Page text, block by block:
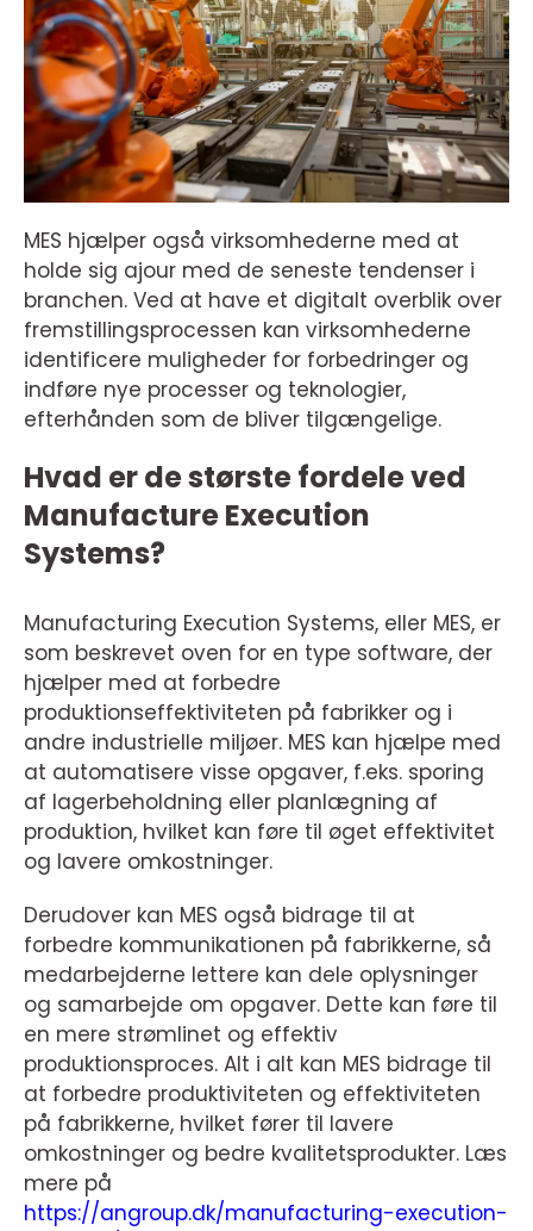
MES hjælper også virksomhederne med at
holde sig ajour med de seneste tendenser i
branchen. Ved at have et digitalt overblik over
fremstillingsprocessen kan virksomhederne
identificere muligheder for forbedringer og
indføre nye processer og teknologier,
efterhånden som de bliver tilgængelige.
Hvad er de største fordele ved
Manufacture Execution
Systems?
Manufacturing Execution Systems, eller MES, er
som beskrevet oven for en type software, der
hjælper med at forbedre
produktionseffektiviteten på fabrikker og i
andre industrielle miljøer. MES kan hjælpe med
at automatisere visse opgaver, f.eks. sporing
af lagerbeholdning eller planlægning af
produktion, hvilket kan føre til øget effektivitet
og lavere omkostninger.
Derudover kan MES også bidrage til at
forbedre kommunikationen på fabrikkerne, så
medarbejderne lettere kan dele oplysninger
og samarbejde om opgaver. Dette kan føre til
en mere strømlinet og effektiv
produktionsproces. Alt i alt kan MES bidrage til
at forbedre produktiviteten og effektiviteten
på fabrikkerne, hvilket fører til lavere
omkostninger og bedre kvalitetsprodukter. Læs
mere på
https://angroup.dk/manufacturing-execution-